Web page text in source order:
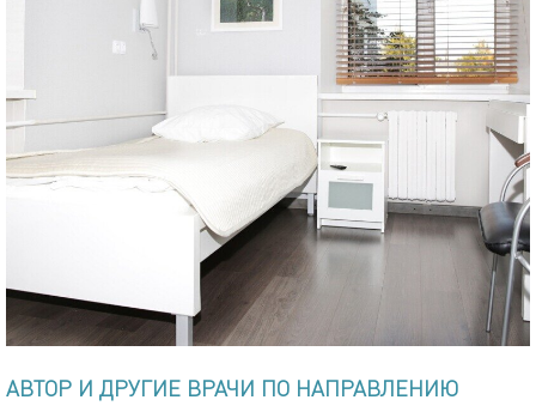
АВТОР И ДРУГИЕ ВРАЧИ ПО НАПРАВЛЕНИЮ